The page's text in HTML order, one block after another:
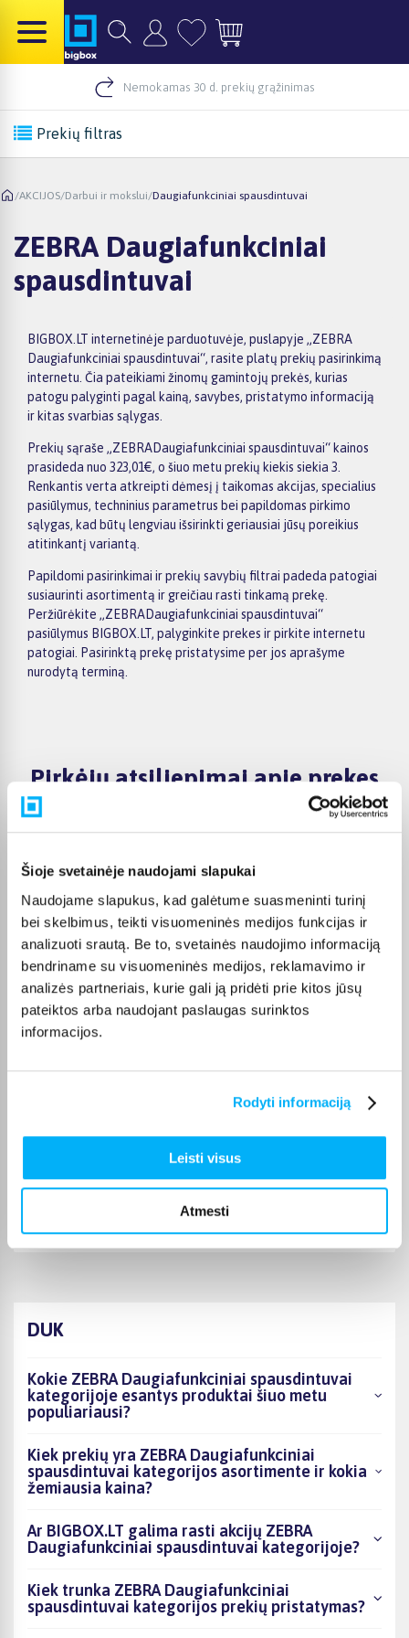
Šioje svetainėje naudojami slapukai
Naudojame slapukus, kad galėtume suasmeninti turinį
bei skelbimus, teikti visuomeninės medijos funkcijas ir
analizuoti srautą. Be to, svetainės naudojimo informaciją
bendriname su visuomeninės medijos, reklamavimo ir
analizės partneriais, kurie gali ją pridėti prie kitos jūsų
pateiktos arba naudojant paslaugas surinktos
informacijos.
Rodyti informaciją
Leisti visus
Atmesti
Nemokamas 30 d. prekių grąžinimas
Prekių filtras
/AKCIJOS/Darbui ir mokslui/Daugiafunkciniai spausdintuvai
ZEBRA Daugiafunkciniai
spausdintuvai
BIGBOX.LT internetinėje parduotuvėje, puslapyje „ZEBRA
Daugiafunkciniai spausdintuvai“, rasite platų prekių pasirinkimą
internetu. Čia pateikiami žinomų gamintojų prekės, kurias
patogu palyginti pagal kainą, savybes, pristatymo informaciją
ir kitas svarbias sąlygas.
Prekių sąraše „ZEBRADaugiafunkciniai spausdintuvai“ kainos
prasideda nuo 323,01€, o šiuo metu prekių kiekis siekia 3.
Renkantis verta atkreipti dėmesį į taikomas akcijas, specialius
pasiūlymus, techninius parametrus bei papildomas pirkimo
sąlygas, kad būtų lengviau išsirinkti geriausiai jūsų poreikius
atitinkantį variantą.
Papildomi pasirinkimai ir prekių savybių filtrai padeda patogiai
susiaurinti asortimentą ir greičiau rasti tinkamą prekę.
Peržiūrėkite „ZEBRADaugiafunkciniai spausdintuvai“
pasiūlymus BIGBOX.LT, palyginkite prekes ir pirkite internetu
patogiai. Pasirinktą prekę pristatysime per jos aprašyme
nurodytą terminą.
Pirkėjų atsiliepimai apie prekes
Roman S.
labai geras spausdintuvas
Patvirtintas pirkėjas
Esu patenkintas HP LaserJet Pro M234dw spausdintuvu. Spausdina
greitai, tekstas ...
Esu labai patenkintas EPSON EcoTank ET-8550 spausdintuvu.
Excelent printer for home usage. Good quality. Easy to use, comfortable
in size ...
DUK
Kokie ZEBRA Daugiafunkciniai spausdintuvai
kategorijoje esantys produktai šiuo metu
populiariausi?
Kiek prekių yra ZEBRA Daugiafunkciniai
spausdintuvai kategorijos asortimente ir kokia
žemiausia kaina?
Ar BIGBOX.LT galima rasti akcijų ZEBRA
Daugiafunkciniai spausdintuvai kategorijoje?
Kiek trunka ZEBRA Daugiafunkciniai
spausdintuvai kategorijos prekių pristatymas?